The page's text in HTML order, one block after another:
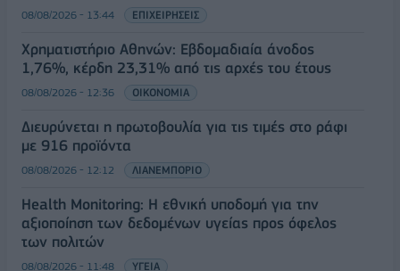
08/08/2026 - 13:44 ΕΠΙΧΕΙΡΗΣΕΙΣ
Χρηματιστήριο Αθηνών: Εβδομαδιαία άνοδος
1,76%, κέρδη 23,31% από τις αρχές του έτους
08/08/2026 - 12:36 ΟΙΚΟΝΟΜΙΑ
Διευρύνεται η πρωτοβουλία για τις τιμές στο ράφι
με 916 προϊόντα
08/08/2026 - 12:12 ΛΙΑΝΕΜΠΟΡΙΟ
Health Monitoring: Η εθνική υποδομή για την
αξιοποίηση των δεδομένων υγείας προς όφελος
των πολιτών
08/08/2026 - 11:48 ΥΓΕΙΑ